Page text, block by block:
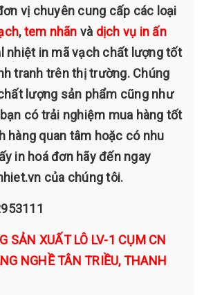
vị chuyên cung cấp các loại
,tem nhãn và dịch vụ in ấn
nhiệt in mã vạch chất lượng tốt
tranh trên thị trường. Chúng
lượng sản phẩm cũng như
có trải nghiệm mua hàng tốt
hàng quan tâm hoặc có nhu
in hoá đơn hãy đến ngay
của chúng tôi.
SẢN XUẤT LÔ LV-1 CỤM CN
NGHỀ TÂN TRIỀU, THANH